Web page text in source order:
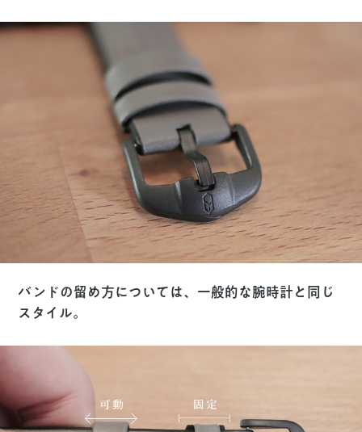
バンドの留め方については、一般的な腕時計と同じ
スタイル。